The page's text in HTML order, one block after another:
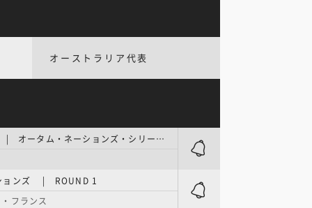
オーストラリア代表
テストマッチ | オータム・ネーションズ・シリーズ 第4週
ョンズ | ROUND 1
フランス